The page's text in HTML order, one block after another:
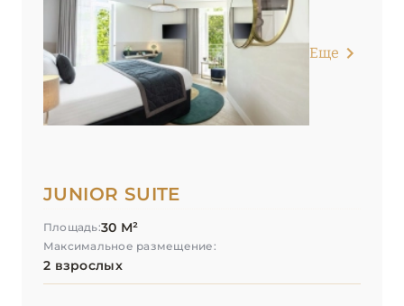
Еще
JUNIOR SUITE
Площадь:30 М²
Максимальное размещение:
2 взрослых